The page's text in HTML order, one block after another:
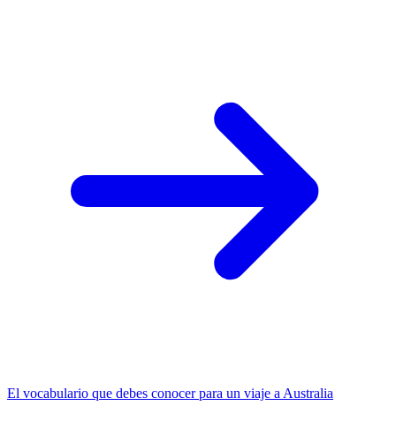
El vocabulario que debes conocer para un viaje a Australia